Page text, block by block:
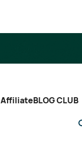
AffiliateBLOG CLUB